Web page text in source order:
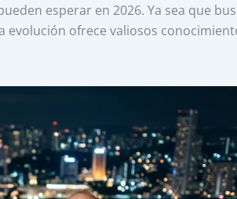
esperar en 2026. Ya sea que
ofrece valiosos